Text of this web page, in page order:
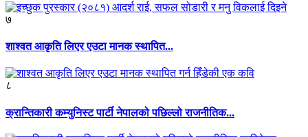
७
शाश्वत आकृति लिएर एउटा मानक स्थापित...
८
क्रान्तिकारी कम्युनिस्ट पार्टी नेपालको पछिल्लो राजनीतिक...